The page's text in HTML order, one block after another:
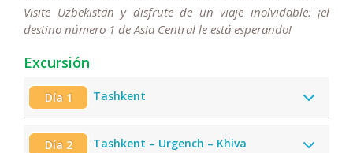
Visite Uzbekistán y disfrute de un viaje inolvidable: ¡el
destino número 1 de Asia Central le está esperando!
Excursión
Día 1 Tashkent
Día 2 Tashkent – Urgench – Khiva